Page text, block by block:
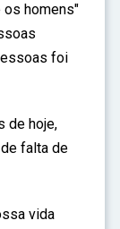
os homens"
foi
de hoje,
falta de
vida